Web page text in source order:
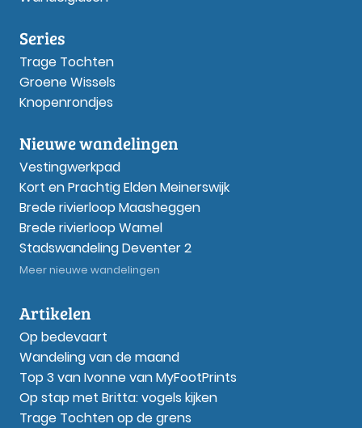
Series
Trage Tochten
Groene Wissels
Knopenrondjes
Nieuwe wandelingen
Vestingwerkpad
Kort en Prachtig Elden Meinerswijk
Brede rivierloop Maasheggen
Brede rivierloop Wamel
Stadswandeling Deventer 2
Meer nieuwe wandelingen
Artikelen
Op bedevaart
Wandeling van de maand
Top 3 van Ivonne van MyFootPrints
Op stap met Britta: vogels kijken
Trage Tochten op de grens